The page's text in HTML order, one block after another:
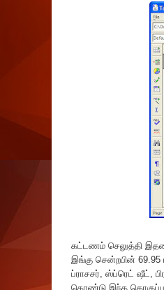
கட்டணம் செலுத்தி
இங்கு சென்றபின்
ப்ராசசர், ஸ்ப்ரெட் ஷீட்,
கொண்டு இந்த